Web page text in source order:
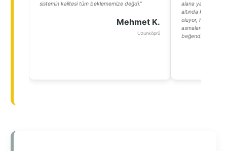
sistemin kalitesi tüm beklememize değdi.”
Mehmet K.
Uzunköprü
alana
altında
oluyor, hem de
asmalarımızla
beğendim.”